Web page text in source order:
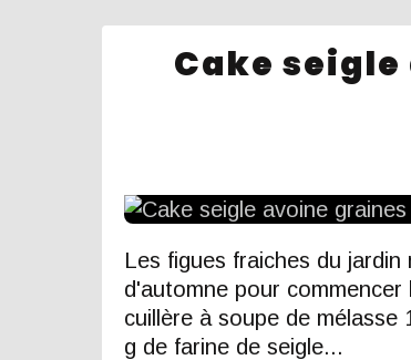
Cake
Les figues fraiches du
d'automne pour
cuillère à soupe de mélasse
g de farine de seigle...